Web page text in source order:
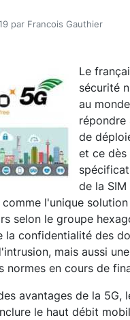
par Francois Gauthier
Le
sécurité
au
répondre
de
et ce dès
de la
l'unique
selon le groupe
la confidentialité des
mais aussi
normes en cours de
avantages de la 5G,
le haut débit